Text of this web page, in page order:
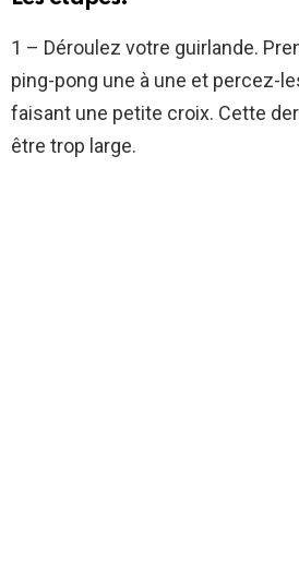
1 – Déroulez votre guirlande.
ping-pong une à une et percez-
faisant une petite croix. Cette
être trop large.